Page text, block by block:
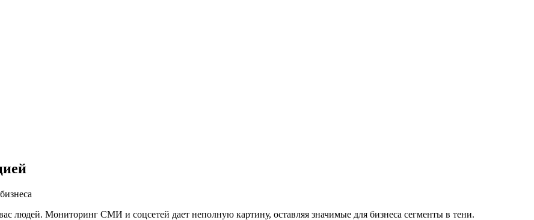
людей. Мониторинг СМИ и соцсетей дает неполную картину, оставляя значимые для бизнеса сегменты в тени.